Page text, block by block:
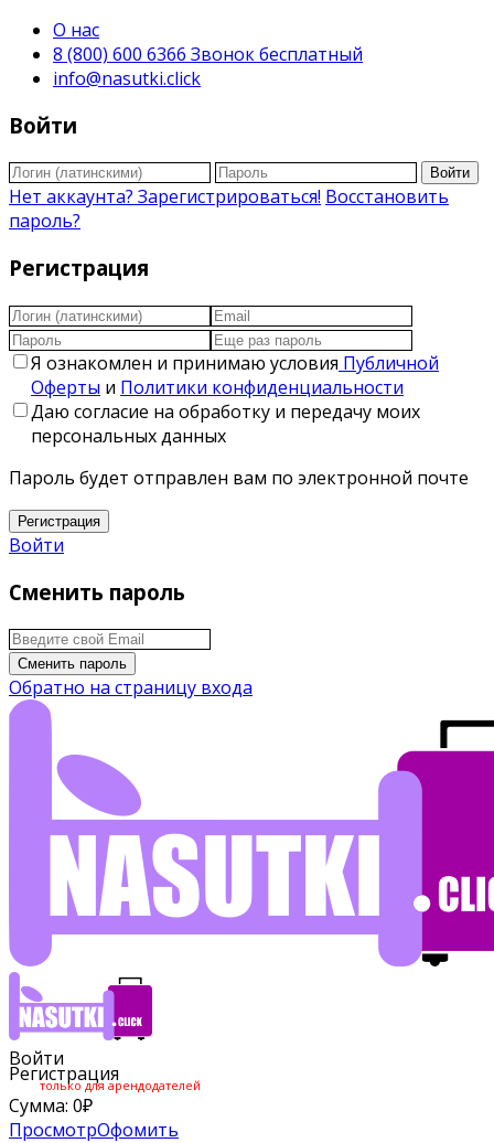
О нас
8 (800) 600 6366 Звонок бесплатный
info@nasutki.click
Войти
Войти
Нет аккаунта? Зарегистрироваться! Восстановить
пароль?
Регистрация
Я ознакомлен и принимаю условия Публичной
Оферты и Политики конфиденциальности
Даю согласие на обработку и передачу моих
персональных данных
Пароль будет отправлен вам по электронной почте
Регистрация
Войти
Сменить пароль
Сменить пароль
Обратно на страницу входа
Войти
Регистрация
только для арендодателей
Сумма: 0₽
ПросмотрОфомить